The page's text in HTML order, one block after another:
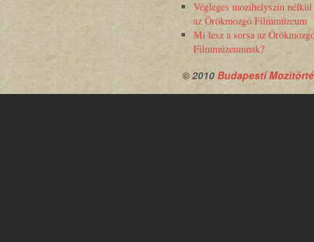
Végleges mozihelyszín nélkül
az Örökmozgó Filmmúzeum
Mi lesz a sorsa az
Filmmúzeumnak?
© 2010Budapesti